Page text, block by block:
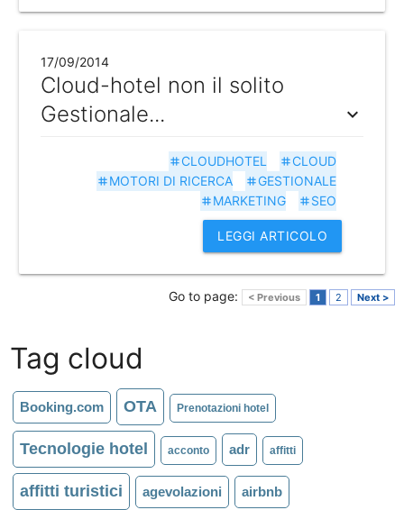
17/09/2014
Cloud-hotel non il solito
Gestionale...
expand_more
tag CLOUD
tag CLOUDHOTEL
tag GESTIONALE
tag MOTORI DI RICERCA
tag SEO
tag MARKETING
LEGGI ARTICOLO
Go to page: < Previous 1 2 Next >
Tag cloud
Booking.com OTA Prenotazioni hotel
Tecnologie hotel acconto adr affitti
affitti turistici agevolazioni airbnb